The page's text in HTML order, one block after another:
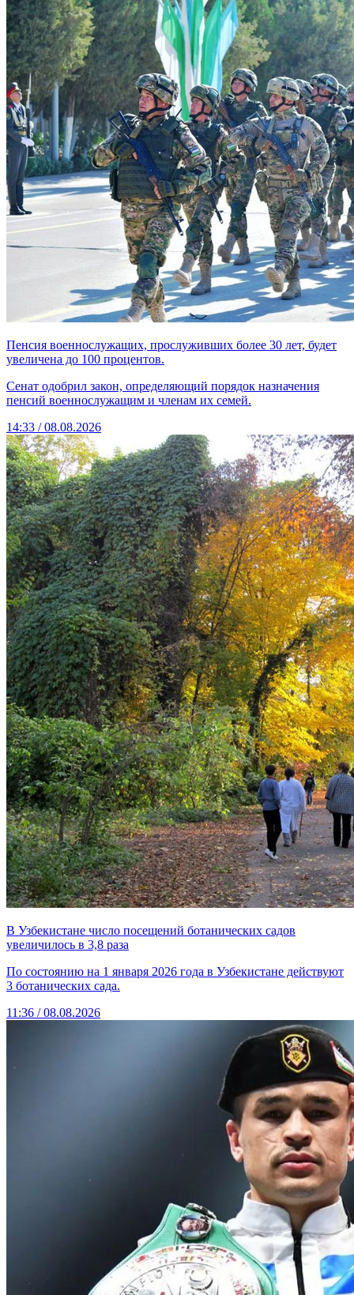
Пенсия военнослужащих, прослуживших более 30 лет, будет
увеличена до 100 процентов.
Сенат одобрил закон, определяющий порядок назначения
пенсий военнослужащим и членам их семей.
14:33 / 08.08.2026
В Узбекистане число посещений ботанических садов
увеличилось в 3,8 раза
По состоянию на 1 января 2026 года в Узбекистане действуют
3 ботанических сада.
11:36 / 08.08.2026